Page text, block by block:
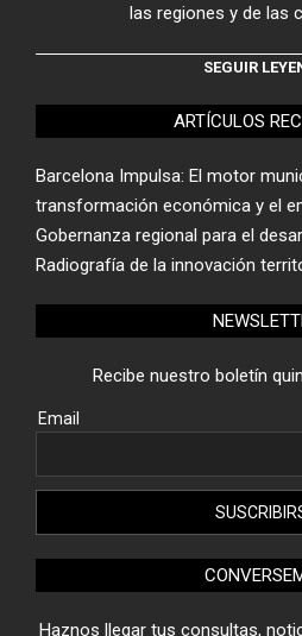
las regiones y de las
SEGUIR
ARTÍCULOS
Barcelona Impulsa: El motor
transformación económica y el
Gobernanza regional para el
Radiografía de la innovación
Recibe nuestro boletín
Email
Haznos llegar tus consultas,